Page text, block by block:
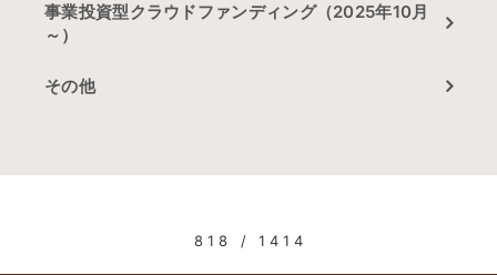
事業投資型クラウドファンディング（2025年10月
～）
その他
818 / 1414